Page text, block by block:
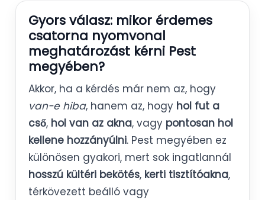
Gyors válasz: mikor érdemes
csatorna nyomvonal
meghatározást kérni Pest
megyében?
Akkor, ha a kérdés már nem az, hogy
van-e hiba, hanem az, hogy hol fut a
cső, hol van az akna, vagy pontosan hol
kellene hozzányúlni. Pest megyében ez
különösen gyakori, mert sok ingatlannál
hosszú kültéri bekötés, kerti tisztítóakna,
térkövezett beálló vagy